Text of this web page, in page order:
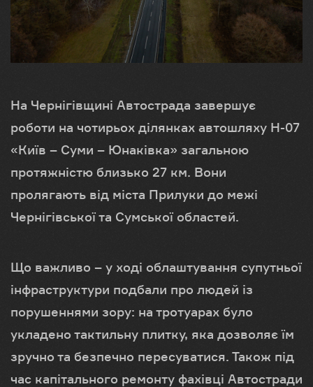
На Чернігівщині Автострада завершує
роботи на чотирьох ділянках автошляху Н-07
«Київ – Суми – Юнаківка» загальною
протяжністю близько 27 км. Вони
пролягають від міста Прилуки до межі
Чернігівської та Сумської областей.
Що важливо – у ході облаштування супутньої
інфраструктури подбали про людей із
порушеннями зору: на тротуарах було
укладено тактильну плитку, яка дозволяє їм
зручно та безпечно пересуватися. Також під
час капітального ремонту фахівці Автостради